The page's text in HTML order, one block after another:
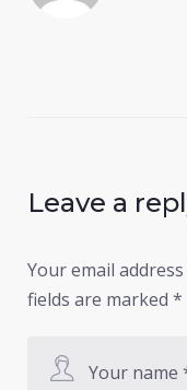
Leave a
Your email
fields are marked *